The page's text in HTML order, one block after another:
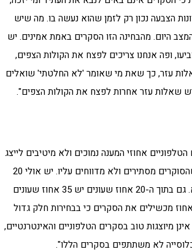
הצבעה נכון רק לזמן שהוא נעשה בו. מה שיש
היום. מהבחינה הזו הסקרים באמת אמינים. יש
ופה אנחנו צריכים לפצח את הקולות הצפים,
עזר, כך שאת מי שאומר 'לא החלטתי' שואלים
שאלות עזר אחרות לפצח את הקולות הצפים".
אחוזי המענה נמוכים ולא מיטיבים לייצג
אוכלוסיות רבות: "כ-80 אחוז מהאנשים מסרבים לענות. זה המספר שהסוקרים מסתירים ולא מדווחים עליו. יש אולי 20
אחוז שעונים. האם הם מייצגים את ה-80 אחוז שלא ענו? בהחלט לא. גם בתוך ה-20 אחוז שעונים יש 35 אחוז שעונים
'מתלבט' או 'לא החלטתי', שזו קבוצה גדולה. צריך להבין שאותם 35 אחוז מכשילים את הסקרים כי בבחירות חלק גדול
מיוצגות טוב בסקרים הטלפוניים והאינטרנטיים,
לא משתתפים בסקרים הללו".